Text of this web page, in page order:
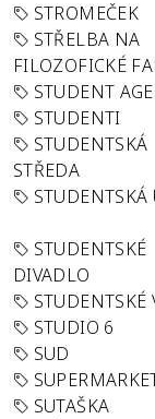
STROMEČEK
STŘELBA NA
FILOZOFICKÉ
STUDENT
STUDENTI
STUDENTSKÁ
STŘEDA
STUDENTSKÁ
STUDENTSKÉ
DIVADLO
STUDENTSKÉ
STUDIO 6
SUD
SUTAŠKA